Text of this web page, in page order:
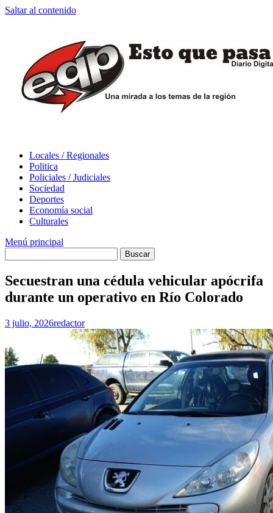
Saltar al contenido
Locales / Regionales
Politica
Policiales / Judiciales
Sociedad
Deportes
Economía social
Culturales
Menú principal
Secuestran una cédula vehicular apócrifa
durante un operativo en Río Colorado
3 julio, 2026redactor